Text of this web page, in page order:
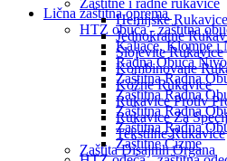
Zaštitne i radne rukavice
Hemijske Rukavice
Jednokratne
Slojevite Rukavice
Kombinovane
Kožne Rukavice
Rukavice Protiv
Rukavice Za
Tekstilne Rukavice
Zaštita Disajnih Organa
Lična zaštitna oprema
HTZ obuća - zaštitna
Kaljače, Klompe i
Radna Obuća
Zaštitna Radna
Zaštitna Radna
Zaštitna Radna
Zaštitna Radna
Zaštitne Čizme